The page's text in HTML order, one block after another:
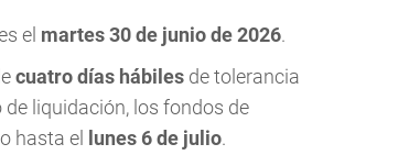
el martes 30 de junio de 2026.
cuatro días hábiles de tolerancia
liquidación, los fondos de
hasta el
lunes 6 de julio.